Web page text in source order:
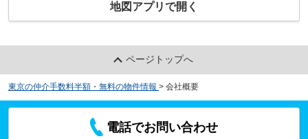
地図アプリで開く
ページトップへ
東京の仲介手数料半額・無料の物件情報 > 会社概要
電話でお問い合わせ